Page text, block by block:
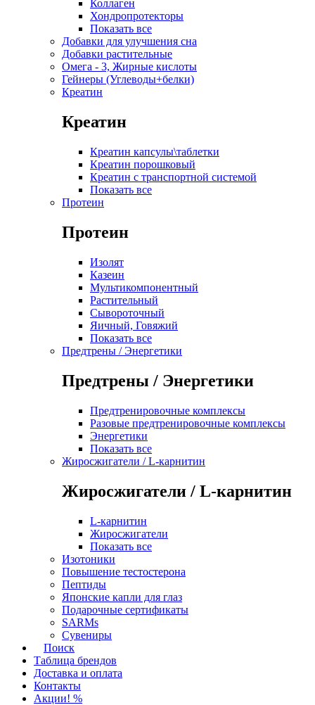
Коллаген
Хондропротекторы
Показать все
Добавки для улучшения сна
Добавки растительные
Омега - 3, Жирные кислоты
Гейнеры (Углеводы+белки)
Креатин
Креатин
Креатин капсулы\таблетки
Креатин порошковый
Креатин с транспортной системой
Показать все
Протеин
Протеин
Изолят
Казеин
Мультикомпонентный
Растительный
Сывороточный
Яичный, Говяжий
Показать все
Предтрены / Энергетики
Предтрены / Энергетики
Предтренировочные комплексы
Разовые предтренировочные комплексы
Энергетики
Показать все
Жиросжигатели / L-карнитин
Жиросжигатели / L-карнитин
L-карнитин
Жиросжигатели
Показать все
Изотоники
Повышение тестостерона
Пептиды
Японские капли для глаз
Подарочные сертификаты
SARMs
Сувениры
Поиск
Таблица брендов
Доставка и оплата
Контакты
Акции! %